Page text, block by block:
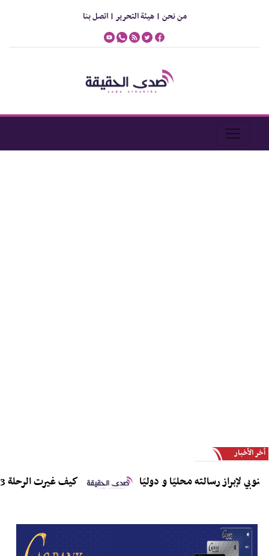
من نحن |هيئة التحرير |اتصل بنا
أخر الأخبار
رسالته محليًا و دوليًا كيف غيرت الرحلة 243 قطاع الطيران إلى الأبد